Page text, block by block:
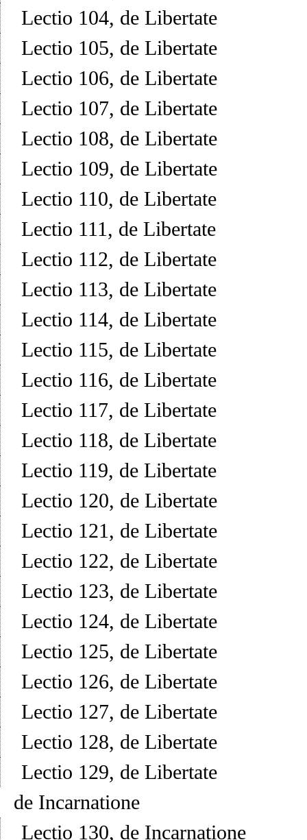
Lectio 104, de Libertate
Lectio 105, de Libertate
Lectio 106, de Libertate
Lectio 107, de Libertate
Lectio 108, de Libertate
Lectio 109, de Libertate
Lectio 110, de Libertate
Lectio 111, de Libertate
Lectio 112, de Libertate
Lectio 113, de Libertate
Lectio 114, de Libertate
Lectio 115, de Libertate
Lectio 116, de Libertate
Lectio 117, de Libertate
Lectio 118, de Libertate
Lectio 119, de Libertate
Lectio 120, de Libertate
Lectio 121, de Libertate
Lectio 122, de Libertate
Lectio 123, de Libertate
Lectio 124, de Libertate
Lectio 125, de Libertate
Lectio 126, de Libertate
Lectio 127, de Libertate
Lectio 128, de Libertate
Lectio 129, de Libertate
de Incarnatione
Lectio 130, de Incarnatione